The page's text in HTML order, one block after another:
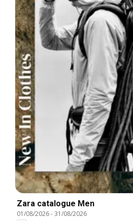
Zara catalogue Men
01/08/2026-31/08/2026